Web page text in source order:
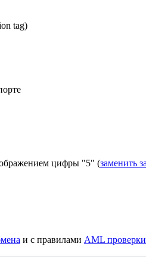
tag)
цифры "5" (заменить
и с правилами AML проверки